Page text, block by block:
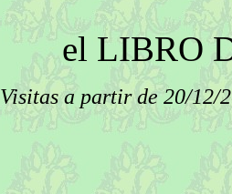
el LIBRO
Visitas a partir de 20/12/